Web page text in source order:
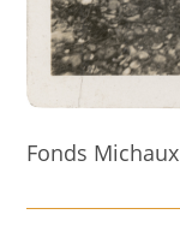
Fonds Michaux